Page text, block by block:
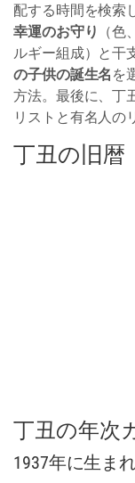
配する時間を検索
幸運のお守り （色
ルギー組成）と干
の子供の誕生名 を
方法。最後に、丁
リストと有名人の
丁丑の旧暦
丁丑の年次
1937年に生ま